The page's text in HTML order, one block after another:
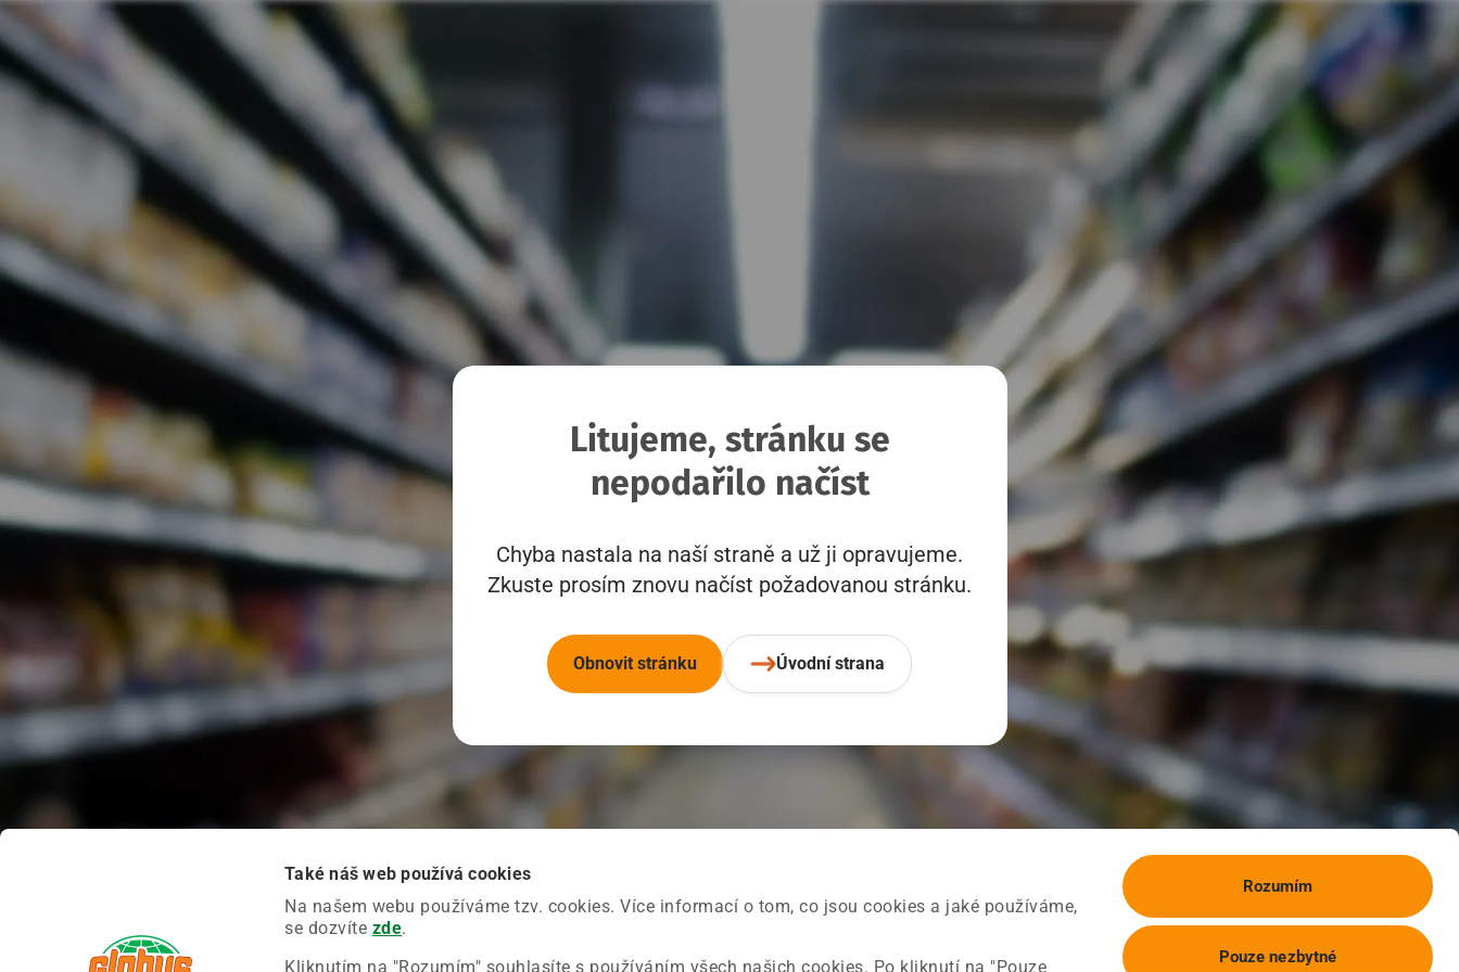
Také náš web používá cookies
Na našem webu používáme tzv. cookies. Více informací o tom, co jsou cookies a jaké používáme,
se dozvíte zde.
Kliknutím na "Rozumím" souhlasíte s používáním všech našich cookies. Po kliknutí na "Pouze
Rozumím
Pouze nezbytné
Litujeme, stránku se
nepodařilo načíst
Chyba nastala na naší straně a už ji opravujeme.
Zkuste prosím znovu načíst požadovanou stránku.
Obnovit stránku Úvodní strana